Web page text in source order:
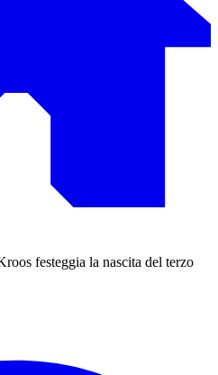
festeggia la nascita del terzo